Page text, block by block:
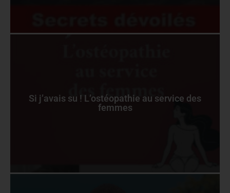
Si j’avais su ! L’ostéopathie au service des
femmes